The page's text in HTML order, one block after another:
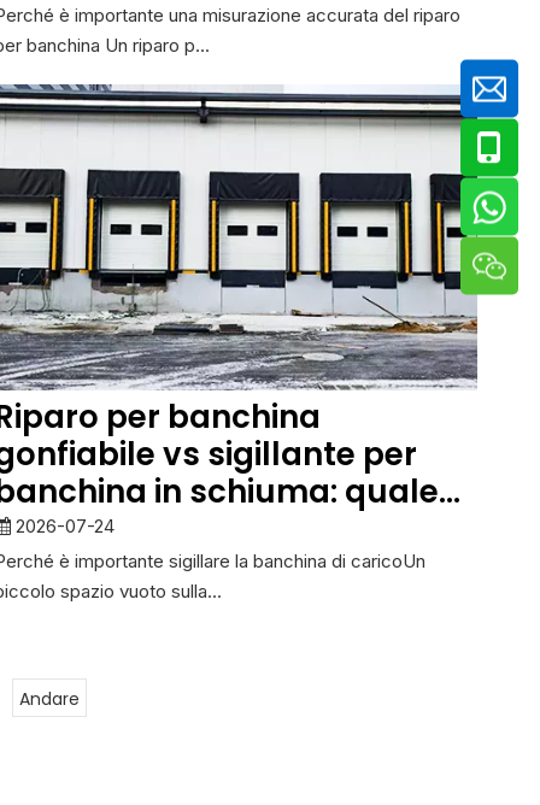
è importante una misurazione accurata del riparo
banchina Un riparo p...
per banchina
vs sigillante per
in schiuma: quale
di sigillatura per
di carico è migliore?
2026-07-24
è importante sigillare la banchina di caricoUn
spazio vuoto sulla...
Andare